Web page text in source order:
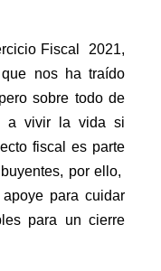
Fiscal
2021,
nos ha traído
sobre todo de
a vivir la vida si
fiscal es parte
por ello,
para cuidar
para un cierre